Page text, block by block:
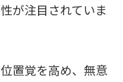
が注目されていま
置覚を高め、無意